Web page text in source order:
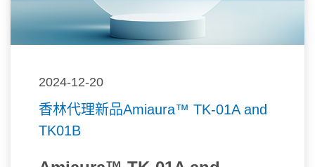
2024-12-20
香林代理新品Amiaura™ TK-01A and
TK01B